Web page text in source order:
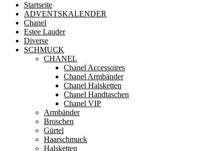
Startseite
ADVENTSKALENDER
Chanel
Estee Lauder
Diverse
SCHMUCK
CHANEL
Chanel Accessoires
Chanel Armbänder
Chanel Halsketten
Chanel Handtaschen
Chanel VIP
Armbänder
Broschen
Gürtel
Haarschmuck
Halsketten